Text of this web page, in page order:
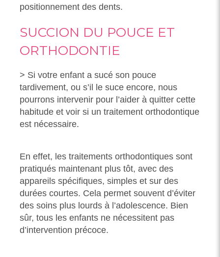
positionnement des dents.
SUCCION DU POUCE ET
ORTHODONTIE
> Si votre enfant a sucé son pouce
tardivement, ou s’il le suce encore, nous
pourrons intervenir pour l’aider à quitter cette
habitude et voir si un traitement orthodontique
est nécessaire.
En effet, les traitements orthodontiques sont
pratiqués maintenant plus tôt, avec des
appareils spécifiques, simples et sur des
durées courtes. Cela permet souvent d’éviter
des soins plus lourds à l’adolescence. Bien
sûr, tous les enfants ne nécessitent pas
d’intervention précoce.